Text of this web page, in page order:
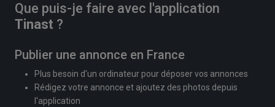
Que puis-je faire avec l'application
Tinast ?
Publier une annonce en France
Plus besoin d'un ordinateur pour déposer vos annonces
Rédigez votre annonce et ajoutez des photos depuis
l'application